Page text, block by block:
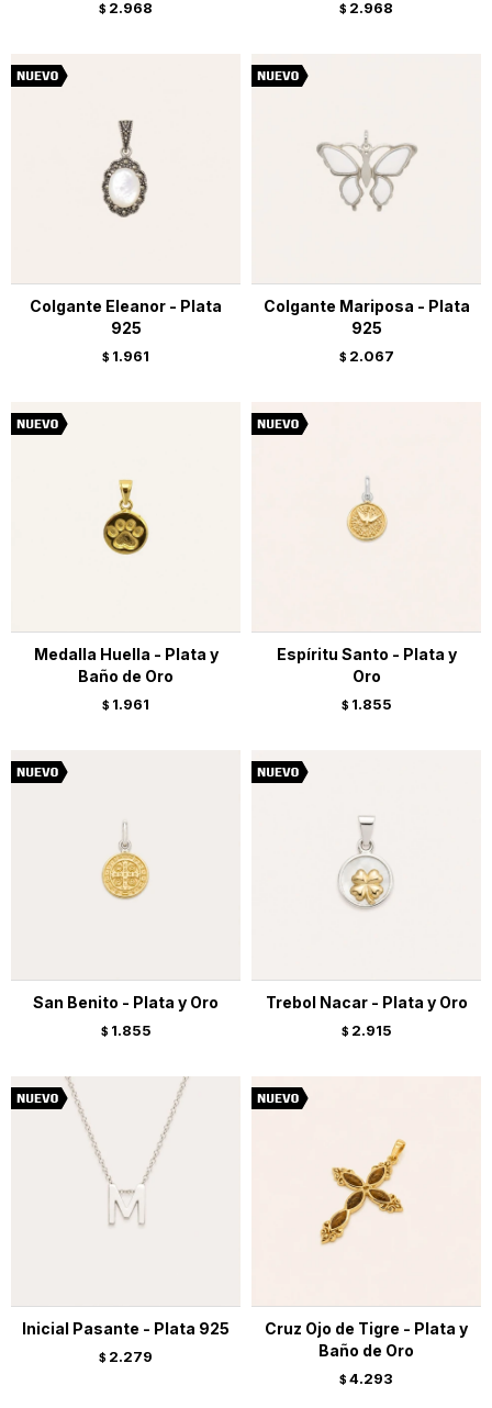
$ 2.968 $ 2.968
Colgante Eleanor - Plata
925
$ 1.961
Colgante Mariposa - Plata
925
$ 2.067
Medalla Huella - Plata y
Baño de Oro
$ 1.961
Espíritu Santo - Plata y
Oro
$ 1.855
San Benito - Plata y Oro
$ 1.855
Trebol Nacar - Plata y Oro
$ 2.915
Inicial Pasante - Plata 925
$ 2.279
Cruz Ojo de Tigre - Plata y
Baño de Oro
$ 4.293